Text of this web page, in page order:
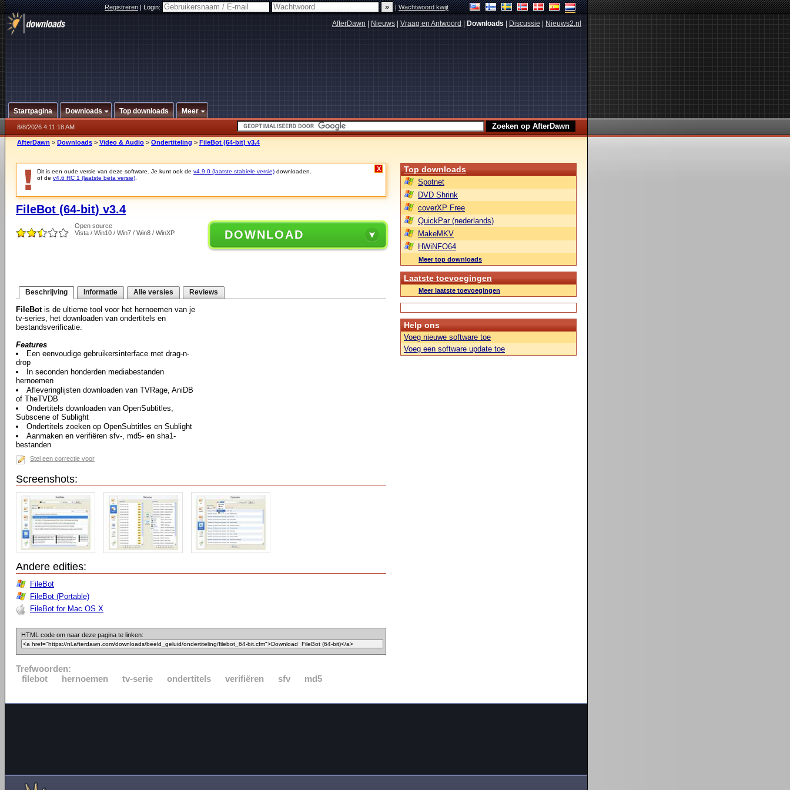
Registreren|Login: |Wachtwoord kwijt
AfterDawn Nieuws Vraag en Antwoord Downloads Discussie Nieuws2.nl
Startpagina Downloads Top downloads Meer
8/8/2026 4:11:18 AM
AfterDawn > Downloads > Video & Audio > Ondertiteling > FileBot (64-bit) v3.4
Dit is een oude versie van deze software. Je kunt ook de v4.9.0 (laatste stabiele versie) downloaden.
of de v4.6 RC 1 (laatste beta versie)
X
FileBot (64-bit) v3.4
Open source
Vista / Win10 / Win7 / Win8 / WinXP
DOWNLOAD
Beschrijving Informatie Alle versies Reviews
FileBotis de ultieme tool voor het hernoemen van je
tv-series, het downloaden van ondertitels en
bestandsverificatie.
Features
Een eenvoudige gebruikersinterface met drag-n-
drop
In seconden honderden mediabestanden
hernoemen
Afleveringlijsten downloaden van TVRage, AniDB
of TheTVDB
Ondertitels downloaden van OpenSubtitles,
Subscene of Sublight
Ondertitels zoeken op OpenSubtitles en Sublight
Aanmaken en verifiëren sfv-, md5- en sha1-
bestanden
Stel een correctie voor
Screenshots:
Andere edities:
FileBot
FileBot (Portable)
FileBot for Mac OS X
HTML code om naar deze pagina te linken:
Trefwoorden:
filebot
hernoemen tv-serie ondertitels verifiëren sfv md5
Top downloads
Spotnet
DVD Shrink
coverXP Free
QuickPar (nederlands)
MakeMKV
HWiNFO64
Meer top downloads
Laatste toevoegingen
Meer laatste toevoegingen
Help ons
Voeg nieuwe software toe
Voeg een software update toe